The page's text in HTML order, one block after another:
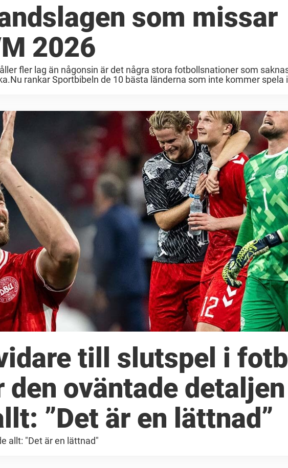
som missar
2026
fler lag än någonsin är det några stora fotbollsnationer som
rankar Sportbibeln de 10 bästa länderna som inte kommer spela
till slutspel i
den oväntade
”Det är en lättnad”
allt: "Det är en lättnad"